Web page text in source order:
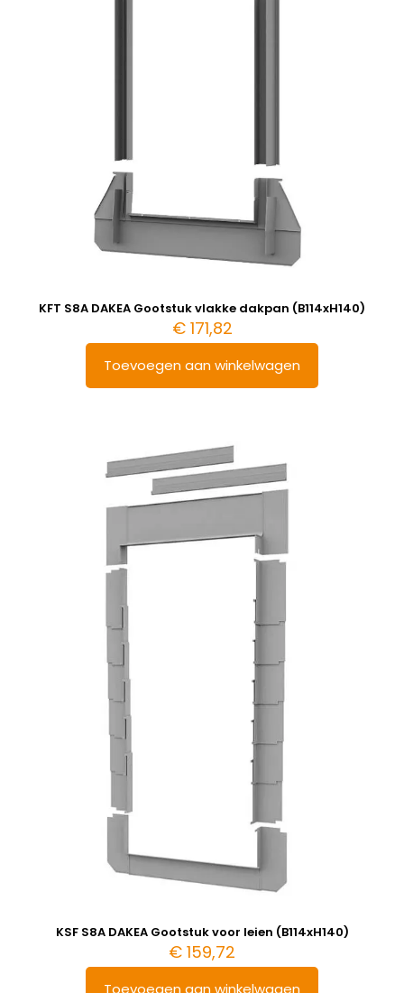
KFT S8A DAKEA Gootstuk vlakke dakpan (B114xH140)
€171,82
Toevoegen aan winkelwagen
KSF S8A DAKEA Gootstuk voor leien (B114xH140)
€ 159,72
Toevoegen aan winkelwagen